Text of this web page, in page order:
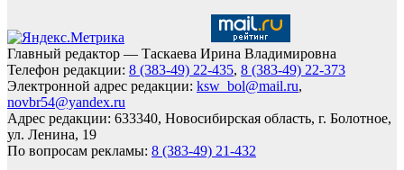
Главный редактор — Таскаева Ирина Владимировна
Телефон редакции: 8 (383-49) 22-435, 8 (383-49) 22-373
Электронной адрес редакции: ksw_bol@mail.ru,
novbr54@yandex.ru
Адрес редакции: 633340, Новосибирская область, г. Болотное,
ул. Ленина, 19
По вопросам рекламы: 8 (383-49) 21-432